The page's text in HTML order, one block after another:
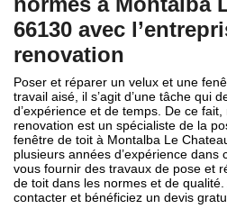
66130 avec
renovation
Poser et réparer un velux et une
travail aisé, il s’agit d’une tâche qui
d’expérience et de temps. De ce
renovation est un spécialiste de la
fenêtre de toit à Montalba Le
plusieurs années d’expérience
vous fournir des travaux de pose et
de toit dans les normes et de qualité.
contacter et bénéficiez un devis